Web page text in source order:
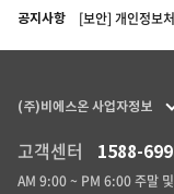
공지사항 [보안] 개인정보
(주)비에스온 사업자정보
고객센터 1588-
AM 9:00 ~ PM 6:00 주말